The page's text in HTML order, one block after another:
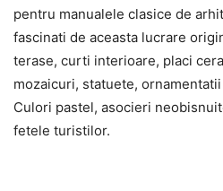
pentru manualele clasice de
fascinati de aceasta lucrare
terase, curti interioare, placi
mozaicuri, statuete,
Culori pastel, asocieri
fetele turistilor.